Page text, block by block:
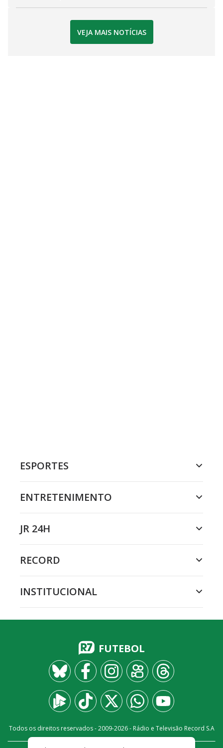
VEJA MAIS NOTÍCIAS
ESPORTES
ENTRETENIMENTO
JR 24H
RECORD
INSTITUCIONAL
FUTEBOL
Todos os direitos reservados - 2009-2026- Rádio e Televisão Record S.A